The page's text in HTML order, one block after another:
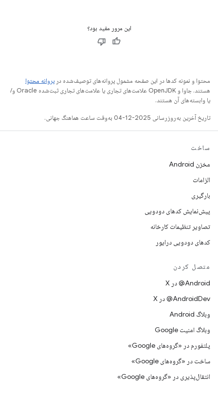
این مرور مفید بود؟
محتوا و نمونه کدها در این صفحه مشمول پروانه‌های توصیف‌شده در پروانه محتوا
هستند. جاوا و OpenJDK علامت‌های تجاری یا علامت‌های تجاری ثبت‌شده Oracle و/
یا وابسته‌های آن هستند.
تاریخ آخرین به‌روزرسانی 2025-12-04 به‌وقت ساعت هماهنگ جهانی.
ساخت
مخزن Android
الزامات
بارگیری
پیش‌نمایش کدهای دودویی
تصاویر تنظیمات کارخانه
کدهای دودویی درایور
متصل کردن
‫‎@Android در X
‫‎@AndroidDev در X
وبلاگ Android
وبلاگ امنیت Google
پلتفورم در «گروه‌های Google»
ساخت در «گروه‌های Google»
انتقال‌پذیری در «گروه‌های Google»